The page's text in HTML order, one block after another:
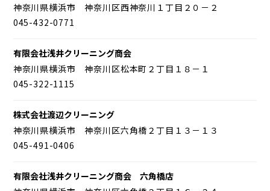
神奈川県横浜市 神奈川区西神奈川１丁目２０－２
045-432-0771
有限会社浅井クリーニング商会
神奈川県横浜市 神奈川区松本町２丁目１８－１
045-322-1115
株式会社渡辺クリーニング
神奈川県横浜市 神奈川区六角橋２丁目１３－１３
045-491-0406
有限会社浅井クリーニング商会 六角橋店